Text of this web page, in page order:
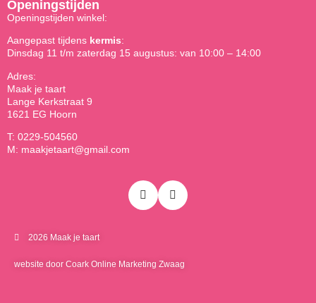
Openingstijden
Openingstijden winkel:
Aangepast tijdens kermis:
Dinsdag 11 t/m zaterdag 15 augustus: van 10:00 – 14:00
Adres:
Maak je taart
Lange Kerkstraat 9
1621 EG Hoorn
T: 0229-504560
M: maakjetaart@gmail.com
2026 Maak je taart
website door Coark Online Marketing Zwaag